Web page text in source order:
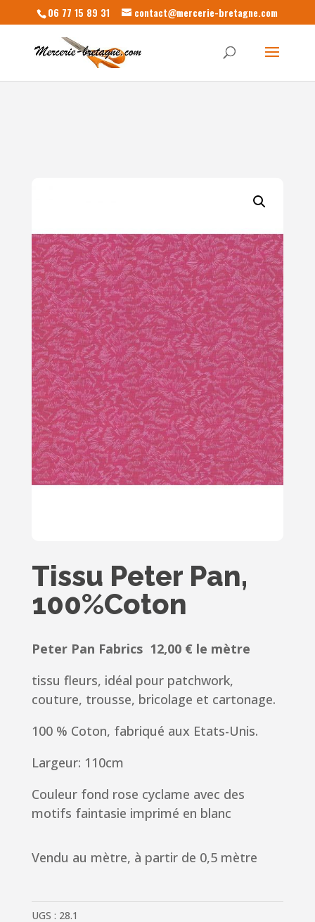
06 77 15 89 31 contact@mercerie-bretagne.com
Tissu Peter Pan,
100%Coton
Peter Pan Fabrics 12,00 € le mètre
tissu fleurs, idéal pour patchwork,
couture, trousse, bricolage et cartonage.
100 % Coton, fabriqué aux Etats-Unis.
Largeur: 110cm
Couleur fond rose cyclame avec des
motifs faintasie imprimé en blanc
Vendu au mètre, à partir de 0,5 mètre
UGS : 28.1